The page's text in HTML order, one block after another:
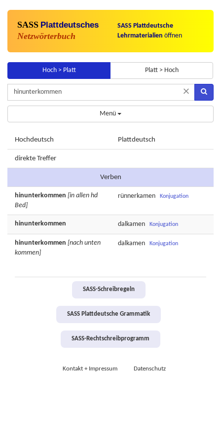
SASS Plattdeutsches
Netzwörterbuch
SASS Plattdeutsche
Lehrmaterialien öffnen
Hoch > Platt Platt > Hoch
×
Menü
Hochdeutsch Plattdeutsch
direkte Treffer
Verben
hinunterkommen [in allen hd
Bed]
rünnerkamen Konjugation
hinunterkommen dalkamen Konjugation
hinunterkommen [nach unten
kommen]
dalkamen Konjugation
SASS-Schreibregeln
SASS Plattdeutsche Grammatik
SASS-Rechtschreibprogramm
Kontakt + Impressum Datenschutz